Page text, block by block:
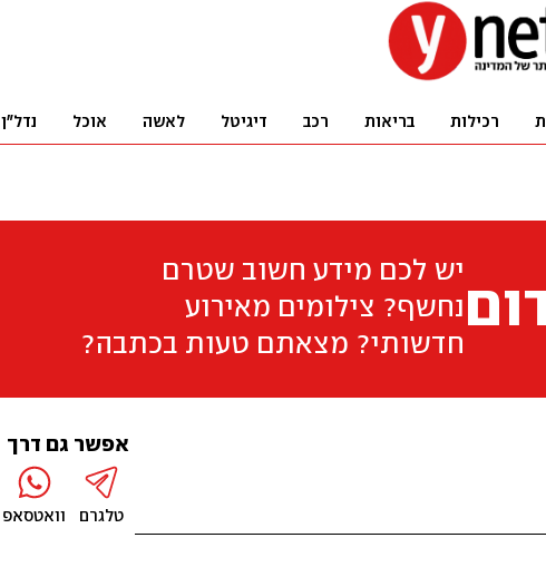
רכילות בריאות רכב דיגיטל לאשה אוכל נדל"ן
יש לכם מידע חשוב שטרם
נחשף? צילומים מאירוע
חדשותי? מצאתם טעות בכתבה?
אפשר גם דרך
טלגרם וואטסאפ